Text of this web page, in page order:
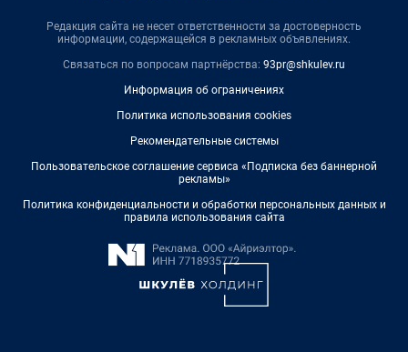
Редакция сайта не несет ответственности за достоверность
информации, содержащейся в рекламных объявлениях.
Связаться по вопросам партнёрства: 93pr@shkulev.ru
Информация об ограничениях
Политика использования cookies
Рекомендательные системы
Пользовательское соглашение сервиса «Подписка без баннерной
рекламы»
Политика конфиденциальности и обработки персональных данных и
правила использования сайта